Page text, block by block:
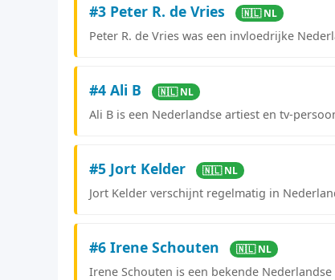
#3 Peter R. de Vries 🇳🇱 NL
Peter R. de Vries was een invloedrijke
#4 Ali B 🇳🇱 NL
Ali B is een Nederlandse artiest en tv-
#5 Jort Kelder 🇳🇱 NL
Jort Kelder verschijnt regelmatig in
#6 Irene Schouten 🇳🇱 NL
Irene Schouten is een bekende